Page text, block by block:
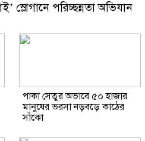
স্লোগানে পরিচ্ছন্নতা অভিযান
পাকা সেতুর অভাবে ৫০ হাজার
মানুষের ভরসা নড়বড়ে কাঠের
সাঁকো